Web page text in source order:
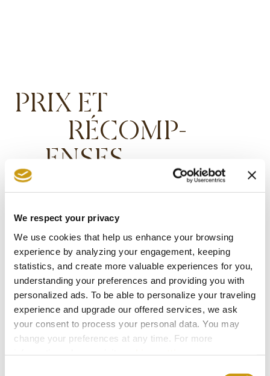
We respect your privacy
We use cookies that help us enhance your browsing
experience by analyzing your engagement, keeping
statistics, and create more valuable experiences for you,
understanding your preferences and providing you with
personalized ads. To be able to personalize your traveling
experience and upgrade our offered services, we ask
your consent to process your personal data. You may
change your preferences at any time. For more
PRIX ET
RÉCOMP-
ENSES